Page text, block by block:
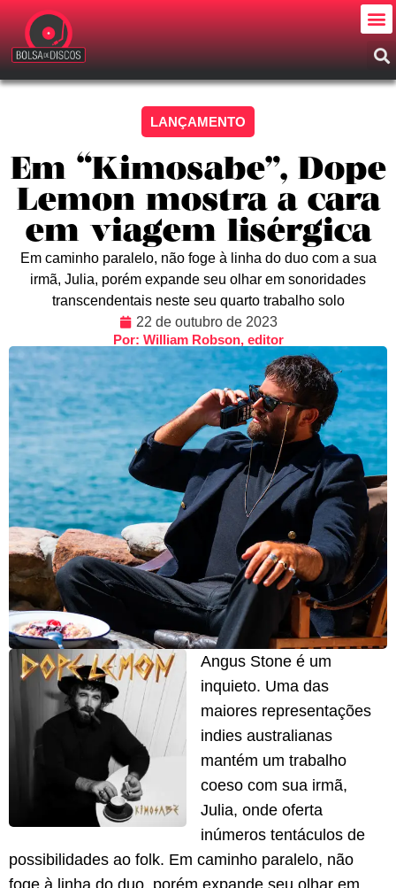
LANÇAMENTO
Em “Kimosabe”, Dope
Lemon mostra a cara
em viagem lisérgica
Em caminho paralelo, não foge à linha do duo com a sua
irmã, Julia, porém expande seu olhar em sonoridades
transcendentais neste seu quarto trabalho solo
22 de outubro de 2023
Por: William Robson, editor
Angus Stone é um
inquieto. Uma das
maiores representações
indies australianas
mantém um trabalho
coeso com sua irmã,
Julia, onde oferta
inúmeros tentáculos de
possibilidades ao folk. Em caminho paralelo, não